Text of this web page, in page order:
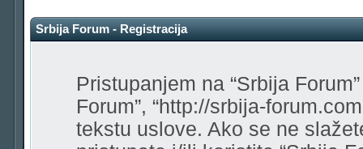
Srbija Forum - Registracija
Pristupanjem na “Srbija
Forum”, “http://srbija-
tekstu uslove. Ako se ne